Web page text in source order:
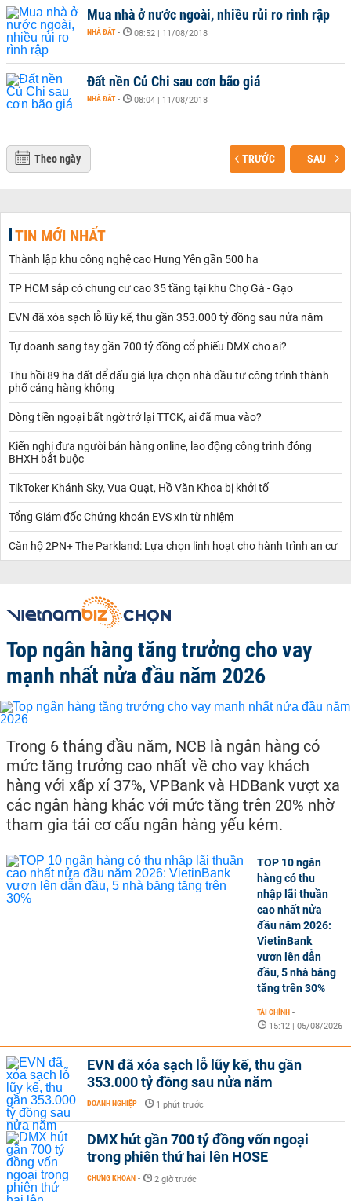
Mua nhà ở nước ngoài, nhiều rủi ro rình rập
NHÀ ĐẤT - 08:52 | 11/08/2018
Đất nền Củ Chi sau cơn bão giá
NHÀ ĐẤT - 08:04 | 11/08/2018
Theo ngày TRƯỚC SAU
TIN MỚI NHẤT
Thành lập khu công nghệ cao Hưng Yên gần 500 ha
TP HCM sắp có chung cư cao 35 tầng tại khu Chợ Gà - Gạo
EVN đã xóa sạch lỗ lũy kế, thu gần 353.000 tỷ đồng sau nửa năm
Tự doanh sang tay gần 700 tỷ đồng cổ phiếu DMX cho ai?
Thu hồi 89 ha đất để đấu giá lựa chọn nhà đầu tư công trình thành
phố cảng hàng không
Dòng tiền ngoại bất ngờ trở lại TTCK, ai đã mua vào?
Kiến nghị đưa người bán hàng online, lao động công trình đóng
BHXH bắt buộc
TikToker Khánh Sky, Vua Quạt, Hồ Văn Khoa bị khởi tố
Tổng Giám đốc Chứng khoán EVS xin từ nhiệm
Căn hộ 2PN+ The Parkland: Lựa chọn linh hoạt cho hành trình an cư
Top ngân hàng tăng trưởng cho vay
mạnh nhất nửa đầu năm 2026
Trong 6 tháng đầu năm, NCB là ngân hàng có
mức tăng trưởng cao nhất về cho vay khách
hàng với xấp xỉ 37%, VPBank và HDBank vượt xa
các ngân hàng khác với mức tăng trên 20% nhờ
tham gia tái cơ cấu ngân hàng yếu kém.
TOP 10 ngân
hàng có thu
nhập lãi thuần
cao nhất nửa
đầu năm 2026:
VietinBank
vươn lên dẫn
đầu, 5 nhà băng
tăng trên 30%
TÀI CHÍNH -
15:12 | 05/08/2026
EVN đã xóa sạch lỗ lũy kế, thu gần
353.000 tỷ đồng sau nửa năm
DOANH NGHIỆP - 1 phút trước
DMX hút gần 700 tỷ đồng vốn ngoại
trong phiên thứ hai lên HOSE
CHỨNG KHOÁN - 2 giờ trước